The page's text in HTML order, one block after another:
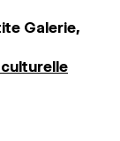
Galerie,